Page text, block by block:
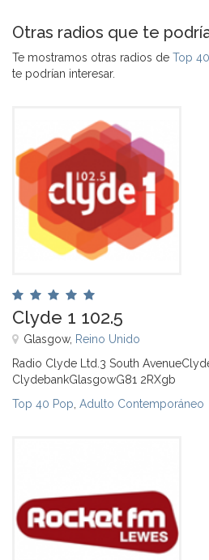
Otras radios que te
Te mostramos otras radios de Top
te podrían interesar.
Clyde 1 102.5
Glasgow, Reino Unido
Radio Clyde Ltd.3 South
ClydebankGlasgowG81 2RXgb
Top 40 Pop Adulto Contemporáneo